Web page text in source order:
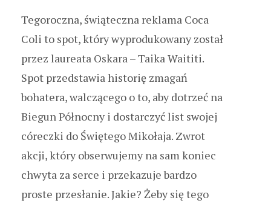
Tegoroczna, świąteczna reklama Coca
Coli to spot, który wyprodukowany został
przez laureata Oskara – Taika Waititi.
Spot przedstawia historię zmagań
bohatera, walczącego o to, aby dotrzeć na
Biegun Północny i dostarczyć list swojej
córeczki do Świętego Mikołaja. Zwrot
akcji, który obserwujemy na sam koniec
chwyta za serce i przekazuje bardzo
proste przesłanie. Jakie? Żeby się tego